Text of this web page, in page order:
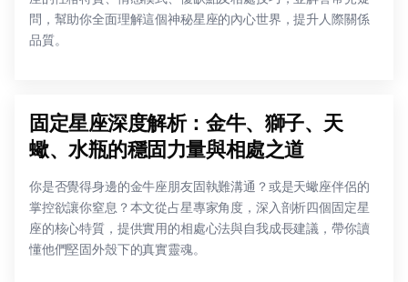
問，幫助你全面理解這個神秘星座的內心世界，提升人際關係
品質。
固定星座深度解析：金牛、獅子、天
蠍、水瓶的穩固力量與相處之道
你是否覺得身邊的金牛座朋友固執難溝通？或是天蠍座伴侶的
掌控欲讓你窒息？本文從占星專家角度，深入剖析四個固定星
座的核心特質，提供實用的相處心法與自我成長建議，帶你讀
懂他們堅固外殼下的真實靈魂。